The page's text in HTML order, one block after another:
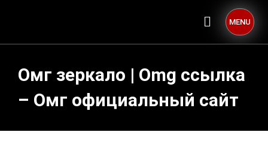
MENU
Омг зеркало | Omg ссылка
– Омг официальный сайт